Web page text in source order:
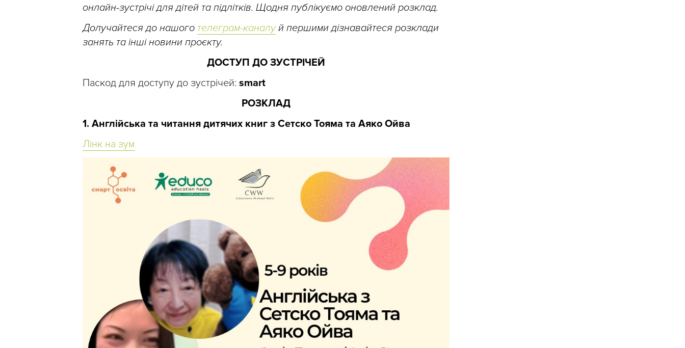
онлайн-зустрічі для дітей та підлітків. Щодня публікуємо оновлений розклад.
Долучайтеся до нашого телеграм-каналуй першими дізнавайтеся розклади
занять та інші новини проєкту.
ДОСТУП ДО ЗУСТРІЧЕЙ
Паскод для доступу до зустрічей: smart
РОЗКЛАД
1. Англійська та читання дитячих книг з Сетско Тояма та Аяко Ойва
Лінк на зум